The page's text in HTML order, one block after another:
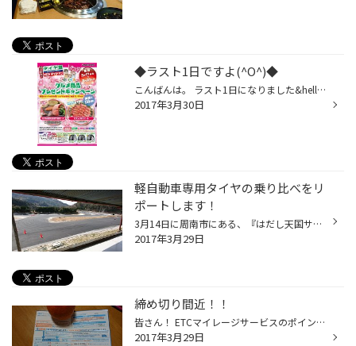
◆ラスト1日ですよ(^O^)◆
こんばんは。 ラスト1日になりました&hellip; グルメ商品プレゼントキャンペーン 期間：3月17日（金）-31日（金） 期間中タイヤ4本お買い上げのお客様100名様に 抽選で・・・グルメ商品が当たるかも？ですよ。。。
2017年3月30日
軽自動車専用タイヤの乗り比べをリ
ポートします！
3月14日に周南市にある、『はだし天国サーキット』に 2月発売になったエコピア NH100Cの乗り比べに行ってまいりました！ はだし天国サーキットは通常ドリフト走行できるトコなので 土日にははだし天国に向かうドリフト仕様の車が連なって移動しているのを 見たことがある方も多いと思います。 お昼...
2017年3月29日
締め切り間近！！
皆さん！ ETCマイレージサービスのポイント交換は済まされましたか？ 3/31までなのでお早めにしてくださいね。 ワタシもハガキが届いたのでさっそくチェック。（2月に届いた。） 今年は旅行に出かける回数が減ったので思うように貯まりませんでした。 それでもポイントで高速料金になるなら登録して...
2017年3月29日